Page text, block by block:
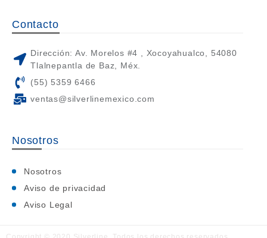
Contacto
Dirección: Av. Morelos #4 , Xocoyahualco, 54080
Tlalnepantla de Baz, Méx.
(55) 5359 6466
ventas@silverlinemexico.com
Nosotros
Nosotros
Aviso de privacidad
Aviso Legal